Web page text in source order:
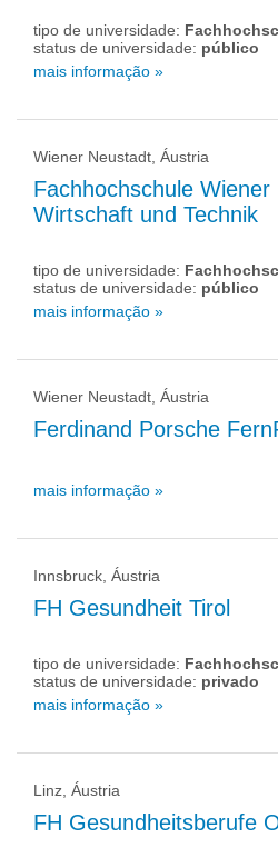
tipo de universidade:
status de universidade: público
mais informação »
Wiener Neustadt, Áustria
Fachhochschule
Wirtschaft und Technik
tipo de universidade:
status de universidade: público
mais informação »
Wiener Neustadt, Áustria
Ferdinand Porsche
mais informação »
Innsbruck, Áustria
FH Gesundheit Tirol
tipo de universidade:
status de universidade: privado
mais informação »
Linz, Áustria
FH Gesundheitsberufe